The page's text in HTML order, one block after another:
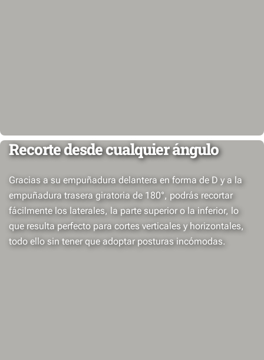
Recorte desde cualquier ángulo
Gracias a su empuñadura delantera en forma de D y a la
empuñadura trasera giratoria de 180°, podrás recortar
fácilmente los laterales, la parte superior o la inferior, lo
que resulta perfecto para cortes verticales y horizontales,
todo ello sin tener que adoptar posturas incómodas.